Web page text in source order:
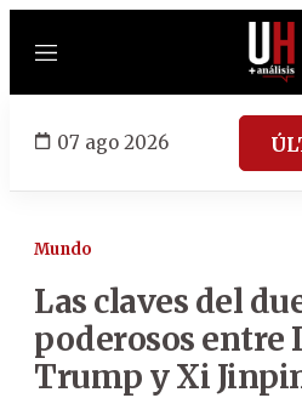
Menú
07 ago 2026
Mundo
Las claves del
poderosos entre
Trump y Xi